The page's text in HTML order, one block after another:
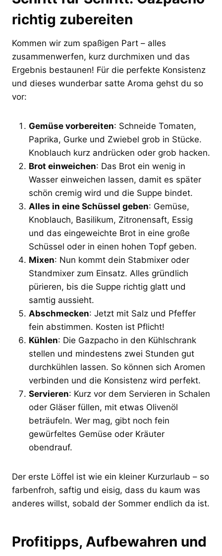
richtig zubereiten
Kommen wir zum spaßigen Part – alles
zusammenwerfen, kurz durchmixen und das
Ergebnis bestaunen! Für die perfekte Konsistenz
und dieses wunderbar satte Aroma gehst du so
vor:
Gemüse vorbereiten: Schneide Tomaten,
Paprika, Gurke und Zwiebel grob in Stücke.
Knoblauch kurz andrücken oder grob hacken.
Brot einweichen: Das Brot ein wenig in
Wasser einweichen lassen, damit es später
schön cremig wird und die Suppe bindet.
Alles in eine Schüssel geben: Gemüse,
Knoblauch, Basilikum, Zitronensaft, Essig
und das eingeweichte Brot in eine große
Schüssel oder in einen hohen Topf geben.
Mixen: Nun kommt dein Stabmixer oder
Standmixer zum Einsatz. Alles gründlich
pürieren, bis die Suppe richtig glatt und
samtig aussieht.
Abschmecken: Jetzt mit Salz und Pfeffer
fein abstimmen. Kosten ist Pflicht!
Kühlen: Die Gazpacho in den Kühlschrank
stellen und mindestens zwei Stunden gut
durchkühlen lassen. So können sich Aromen
verbinden und die Konsistenz wird perfekt.
Servieren: Kurz vor dem Servieren in Schalen
oder Gläser füllen, mit etwas Olivenöl
beträufeln. Wer mag, gibt noch fein
gewürfeltes Gemüse oder Kräuter
obendrauf.
Der erste Löffel ist wie ein kleiner Kurzurlaub – so
farbenfroh, saftig und eisig, dass du kaum was
anderes willst, sobald der Sommer endlich da ist.
Profitipps, Aufbewahren und